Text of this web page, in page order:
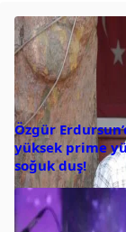
Özgür
yüksek prime
soğuk duş!